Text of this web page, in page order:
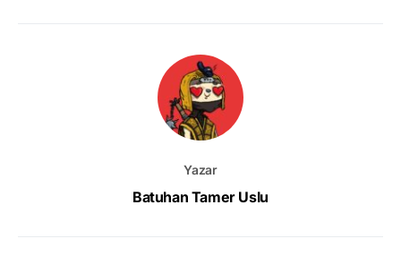
Yazar
Batuhan Tamer Uslu